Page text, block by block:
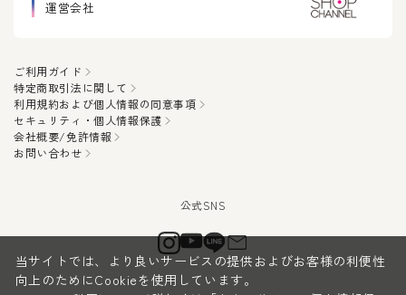
運営会社
ご利用ガイド
特定商取引法に関して
利用規約および個人情報の同意事項
セキュリティ・個人情報保護
会社概要/免許情報
お問い合わせ
当サイトでは、より良いサービスの提供およびお客様の利便性
向上のためにCookieを使用しています。